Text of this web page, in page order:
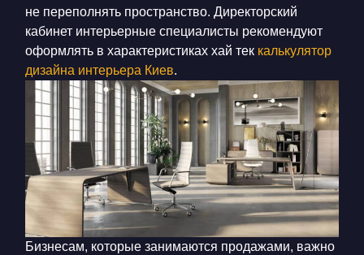
не переполнять пространство. Директорский
кабинет интерьерные специалисты рекомендуют
оформлять в характеристиках хай тек калькулятор
дизайна интерьера Киев.
Бизнесам, которые занимаются продажами, важно